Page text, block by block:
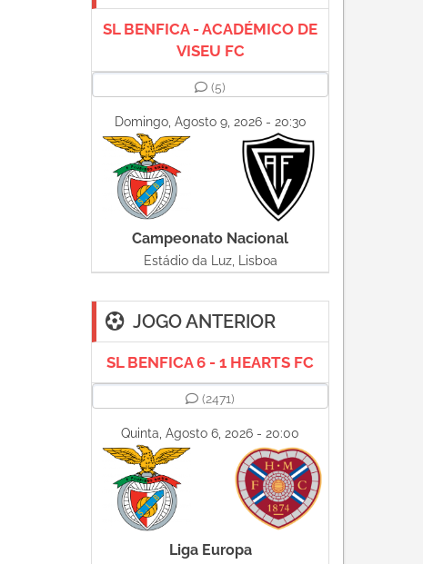
SL BENFICA - ACADÉMICO DE
VISEU FC
(5)
Domingo, Agosto 9, 2026 - 20:30
Campeonato Nacional
Estádio da Luz, Lisboa
JOGO ANTERIOR
SL BENFICA 6 - 1 HEARTS FC
(2471)
Quinta, Agosto 6, 2026 - 20:00
Liga Europa